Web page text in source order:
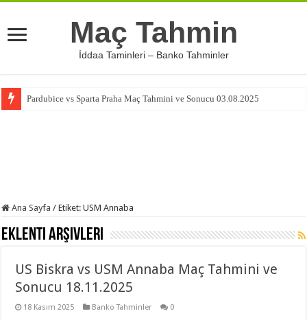
Maç Tahmin
İddaa Taminleri – Banko Tahminler
Pardubice vs Sparta Praha Maç Tahmini ve Sonucu 03.08.2025
Ana Sayfa / Etiket:USM Annaba
Eklenti Arşivleri
US Biskra vs USM Annaba Maç Tahmini ve
Sonucu 18.11.2025
18 Kasım 2025 Banko Tahminler 0